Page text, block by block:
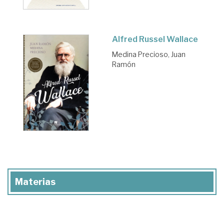
Alfred Russel Wallace
Medina Precioso, Juan
Ramón
Materias